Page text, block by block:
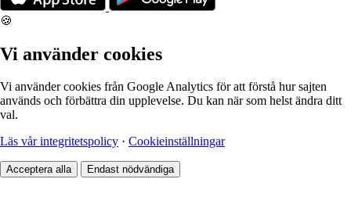
🍪
Vi använder cookies
Vi använder cookies från Google Analytics för att förstå hur sajten
används och förbättra din upplevelse. Du kan när som helst ändra ditt
val.
Läs vår integritetspolicy · Cookieinställningar
Acceptera alla Endast nödvändiga